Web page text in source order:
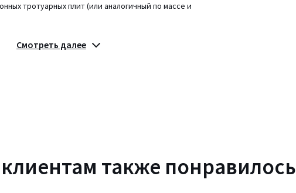
тротуарных плит (или аналогичный по массе и
Их необходимо приобретать отдельно.
Смотреть далее
также понравилось